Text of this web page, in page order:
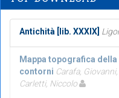
Antichità [lib. XXXIX]
Mappa topografica
contorni Carafa,
Carletti, Niccolo